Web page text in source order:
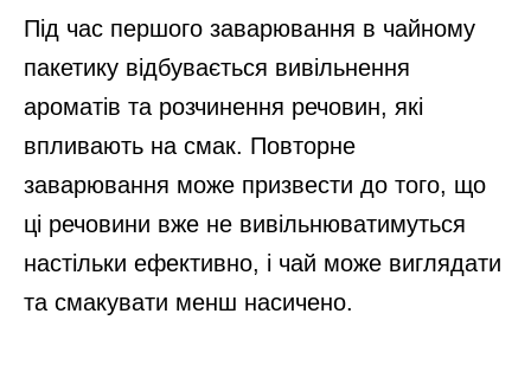
Під час першого заварювання в чайному
пакетику відбувається вивільнення
ароматів та розчинення речовин, які
впливають на смак. Повторне
заварювання може призвести до того, що
ці речовини вже не вивільнюватимуться
настільки ефективно, і чай може виглядати
та смакувати менш насичено.